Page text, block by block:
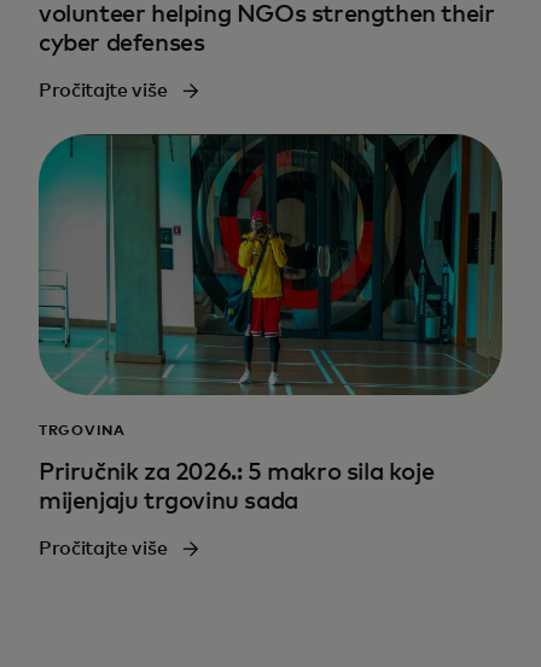
volunteer helping NGOs strengthen their
cyber defenses
Pročitajte više
TRGOVINA
Priručnik za 2026.: 5 makro sila koje
mijenjaju trgovinu sada
Pročitajte više